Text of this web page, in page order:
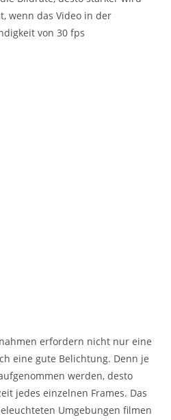
wenn das Video in der
von 30 fps
erfordern nicht nur eine
eine gute Belichtung. Denn je
werden, desto
jedes einzelnen Frames. Das
Umgebungen filmen